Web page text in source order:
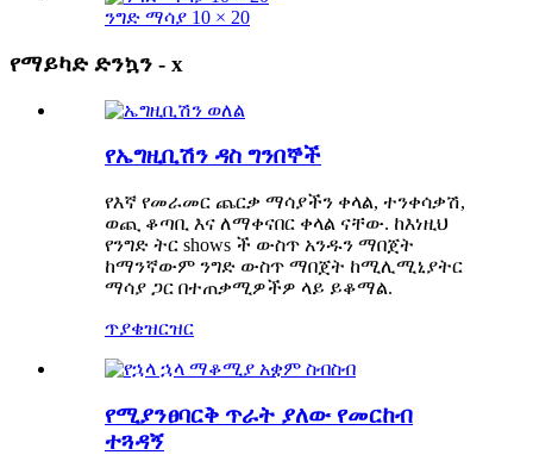
ንግድ ማሳያ 10 × 20
የማይካድ ድንኳን - x
የኤግዚቢሽን ዳስ ግንበኞች
የእኛ የመራመር ጨርቃ ማሳያችን ቀላል, ተንቀሳቃሽ,
ወጪ ቆጣቢ እና ለማቀናበር ቀላል ናቸው. ከእነዚህ
የንግድ ትር shows ች ውስጥ አንዱን ማበጀት
ከማንኛውም ንግድ ውስጥ ማበጀት ከሚሊሚኒያትር
ማሳያ ጋር በተጠቃሚዎችዎ ላይ ይቆማል.
ጥያቄዝርዝር
የሚያንፀባርቅ ጥራት ያለው የመርከብ
ተጓዳኝ